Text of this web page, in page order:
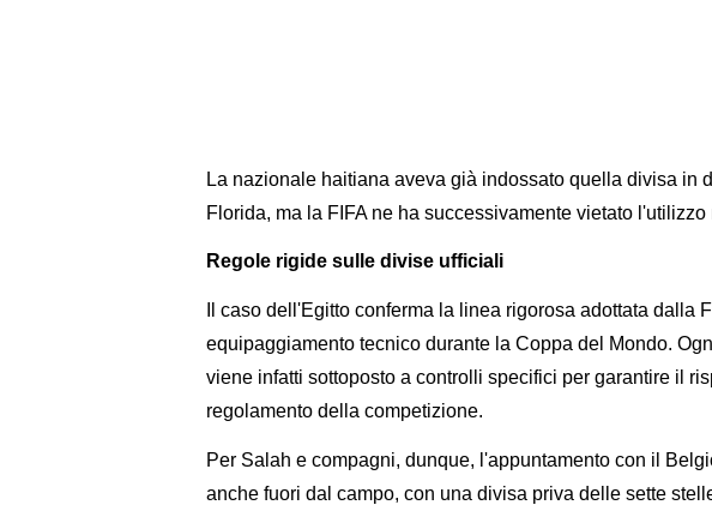
La nazionale haitiana aveva già indossato quella divisa in
Florida, ma la FIFA ne ha successivamente vietato
Regole rigide sulle divise ufficiali
Il caso dell'Egitto conferma la linea rigorosa adottata dalla
equipaggiamento tecnico durante la Coppa del Mondo.
viene infatti sottoposto a controlli specifici per garantire il
regolamento della competizione.
Per Salah e compagni, dunque, l'appuntamento con il
anche fuori dal campo, con una divisa priva delle sette